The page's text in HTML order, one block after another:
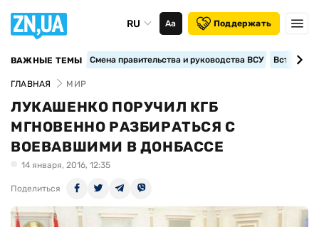
RU Аа Поддержать
ВАЖНЫЕ ТЕМЫ Смена правительства и руководства ВСУ
ГЛАВНАЯ МИР
ЛУКАШЕНКО ПОРУЧИЛ КГБ
МГНОВЕННО РАЗБИРАТЬСЯ С
ВОЕВАВШИМИ В ДОНБАССЕ
14 января, 2016, 12:35
Поделиться